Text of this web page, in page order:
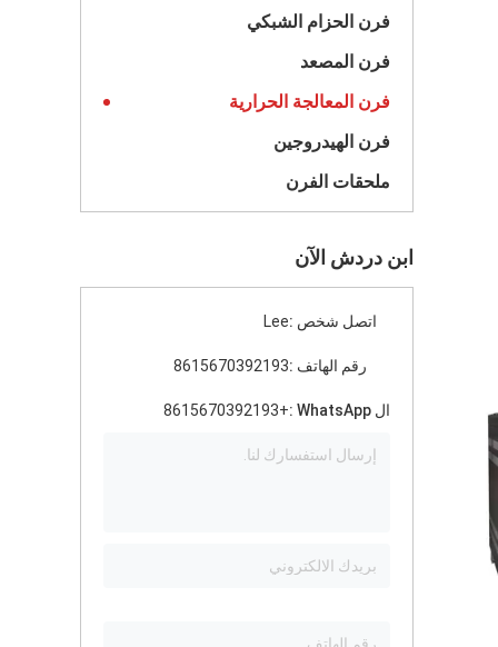
فرن الحزام الشبكي
فرن المصعد
فرن المعالجة الحرارية
فرن الهيدروجين
ملحقات الفرن
ابن دردش الآن
اتصل شخص :Lee
رقم الهاتف :8615670392193
ال WhatsApp : +8615670392193